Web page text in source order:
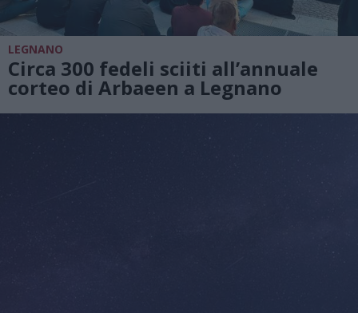
LEGNANO
Circa 300 fedeli sciiti all’annuale
corteo di Arbaeen a Legnano